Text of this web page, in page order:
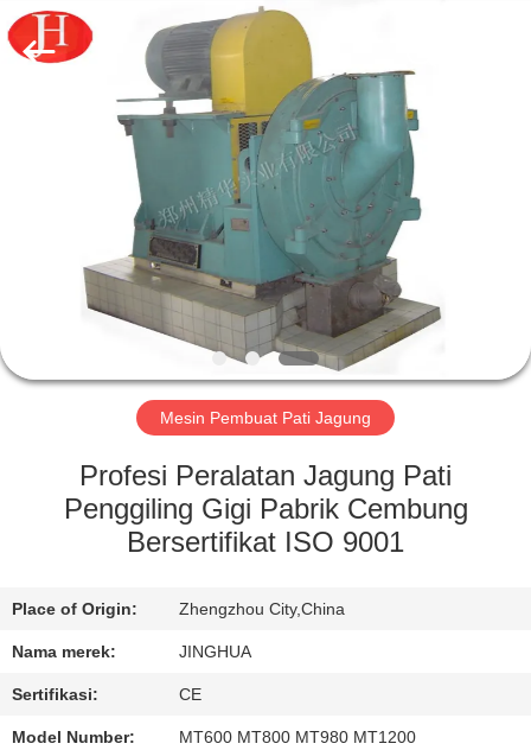
RUMAH
PRODUK
VIDEO
PERTUNJUKAN
VR
TENTANG
KAMI
PABRIK
KONTROL
KUALITAS
Zhengzhou
Jinghua
Industry
Co.,Ltd..
Mesin Pembuat Pati Jagung
Profesi Peralatan Jagung Pati
Penggiling Gigi Pabrik Cembung
Bersertifikat ISO 9001
Place of Origin: Zhengzhou City,China
Nama merek: JINGHUA
Sertifikasi: CE
Model Number: MT600 MT800 MT980 MT1200